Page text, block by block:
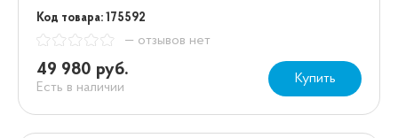
Код товара: 175592
— отзывов нет
49 980 руб.
Есть в наличии
Купить